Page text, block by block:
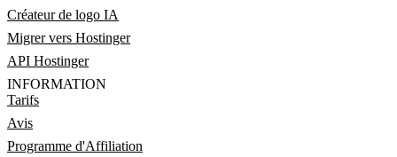
Créateur de logo IA
Migrer vers Hostinger
API Hostinger
INFORMATION
Tarifs
Avis
Programme d'Affiliation